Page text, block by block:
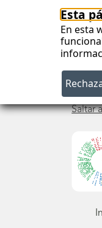
Esta
En esta
Saltar